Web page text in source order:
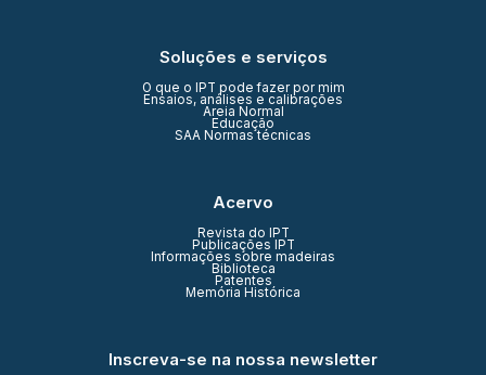
Soluções e serviços
O que o IPT pode fazer por mim
Ensaios, análises e calibrações
Areia Normal
Educação
SAA Normas técnicas
Acervo
Revista do IPT
Publicações IPT
Informações sobre madeiras
Biblioteca
Patentes
Memória Histórica
Inscreva-se na nossa newsletter